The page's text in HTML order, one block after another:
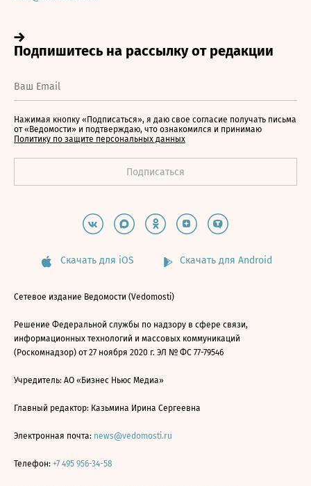
Нажимая кнопку «Подписаться», я даю свое согласие получать письма
от «Ведомости» и подтверждаю, что ознакомился и принимаю
Политику по защите персональных данных
Скачать для iOS Скачать для Android
Сетевое издание Ведомости (Vedomosti)
Решение Федеральной службы по надзору в сфере связи,
информационных технологий и массовых коммуникаций
(Роскомнадзор) от 27 ноября 2020 г. ЭЛ № ФС 77-79546
Учредитель: АО «Бизнес Ньюс Медиа»
Главный редактор: Казьмина Ирина Сергеевна
Электронная почта: news@vedomosti.ru
Телефон: +7 495 956-34-58